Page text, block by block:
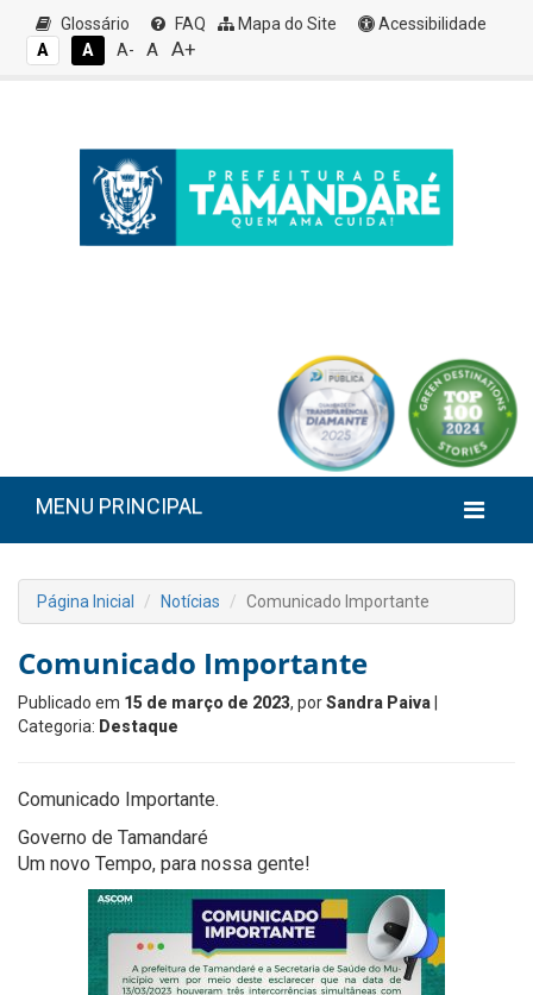
Glossário FAQ Mapa do Site
Acessibilidade
A
A A- A A+
MENU PRINCIPAL
Página Inicial Notícias Comunicado Importante
Comunicado Importante
Publicado em 15 de março de 2023, porSandra Paiva
Categoria: Destaque
Comunicado Importante.
Governo de Tamandaré
Um novo Tempo, para nossa gente!